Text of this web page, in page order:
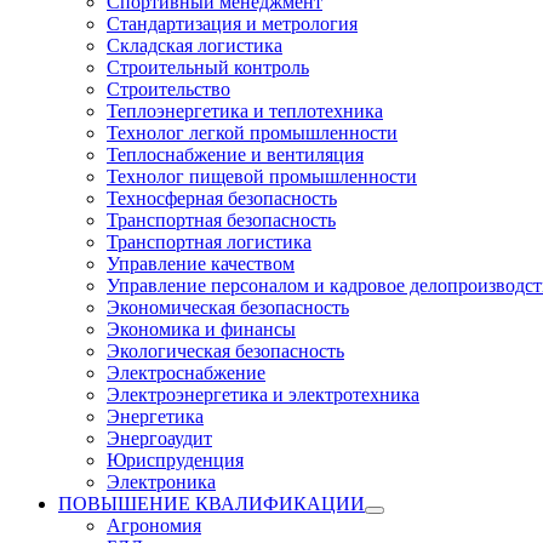
Стандартизация и метрология
Складская логистика
Строительный контроль
Строительство
Теплоэнергетика и теплотехника
Технолог легкой промышленности
Теплоснабжение и вентиляция
Технолог пищевой промышленности
Техносферная безопасность
Транспортная безопасность
Транспортная логистика
Управление качеством
Управление персоналом и кадровое
Экономическая безопасность
Экономика и финансы
Экологическая безопасность
Электроснабжение
Электроэнергетика и электротехника
Энергетика
Энергоаудит
Юриспруденция
Электроника
ПОВЫШЕНИЕ КВАЛИФИКАЦИИ
Агрономия